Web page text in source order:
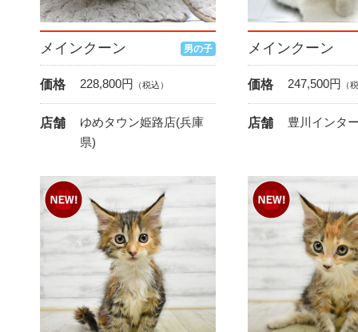
メインクーン 男の子
価格 228,800円 （税込）
店舗
ゆめタウン姫路店(兵庫
県)
メインクーン
価格 247,500円 （
店舗 豊川インタ